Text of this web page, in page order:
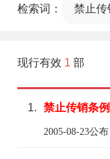
检索词： 禁止传
现行有效 1 部
1. 禁止传销条例
2005-08-23公布